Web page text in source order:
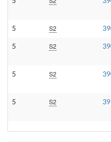
5 S2
5 S2
5 S2
5 S2